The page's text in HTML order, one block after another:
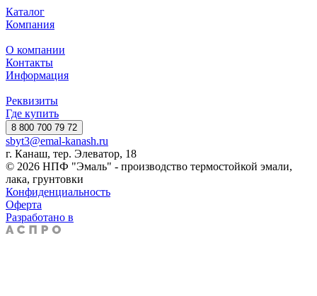
Каталог
Компания
О компании
Контакты
Информация
Реквизиты
Где купить
8 800 700 79 72
sbyt3@emal-kanash.ru
г. Канаш, тер. Элеватор, 18
© 2026 НПФ "Эмаль" - производство термостойкой эмали,
лака, грунтовки
Конфиденциальность
Оферта
Разработано в